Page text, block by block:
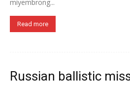
miyembrong...
Read more
Russian ballistic